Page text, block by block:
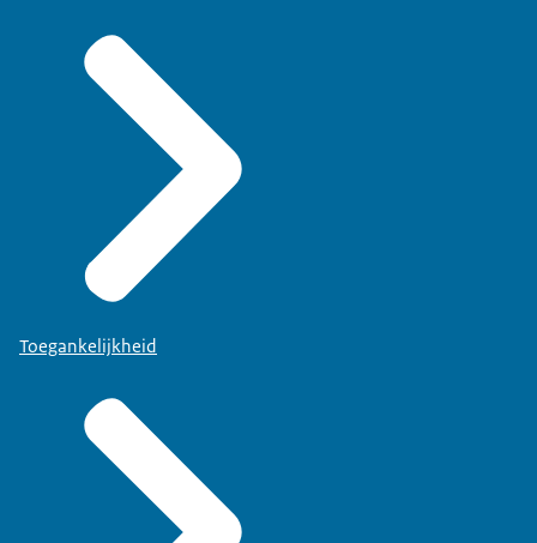
Toegankelijkheid